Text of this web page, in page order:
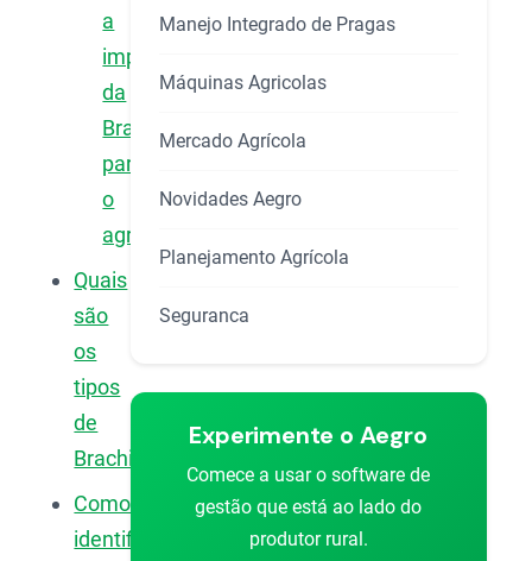
a
importância
da
Brachiaria
para
o
agronegócio?
Quais
são
os
tipos
de
Brachiaria?
Como
identificar
Manejo Integrado de Pragas
Máquinas Agricolas
Mercado Agrícola
Novidades Aegro
Planejamento Agrícola
Seguranca
Experimente o Aegro
Comece a usar o software de
gestão que está ao lado do
produtor rural.